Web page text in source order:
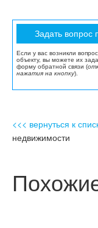
Если у вас возникли
объекту, вы можете их
форму обратной связи (
нажатия на кнопку).
<<< вернуться к
недвижимости